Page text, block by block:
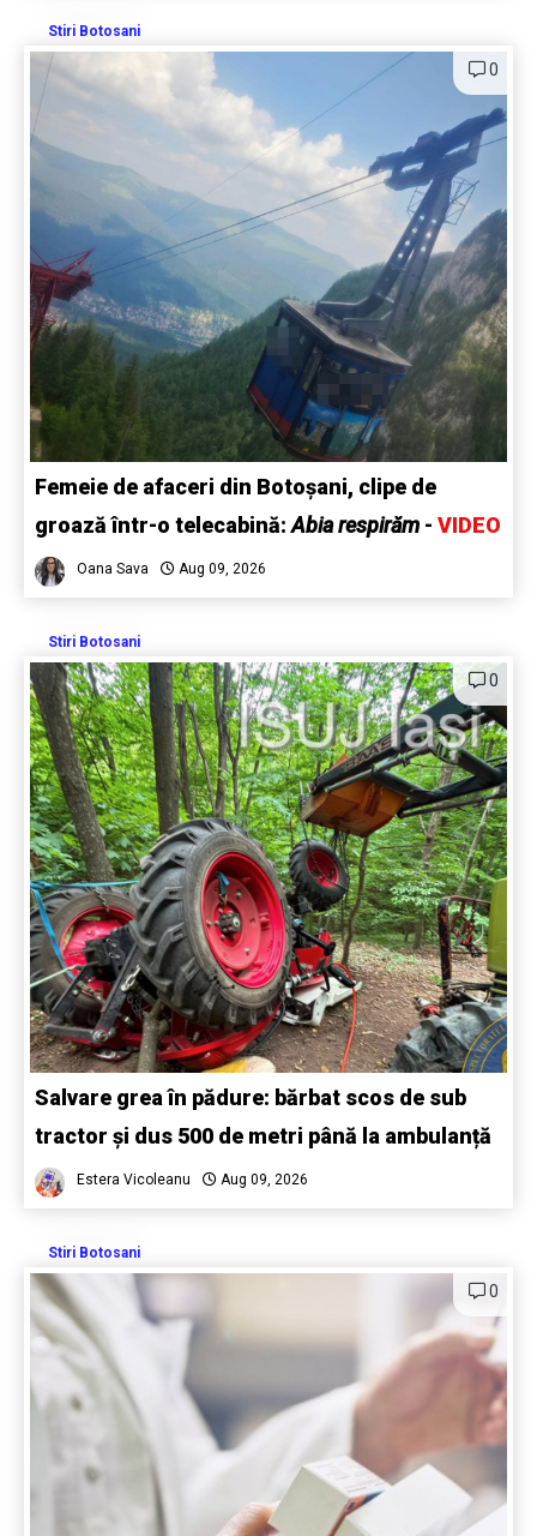
Stiri Botosani
0
Femeie de afaceri din Botoșani, clipe de
groază într-o telecabină:Abia respirăm - VIDEO
Oana Sava Aug 09, 2026
Stiri Botosani
0
Salvare grea în pădure: bărbat scos de sub
tractor și dus 500 de metri până la ambulanță
Estera Vicoleanu Aug 09, 2026
Stiri Botosani
0